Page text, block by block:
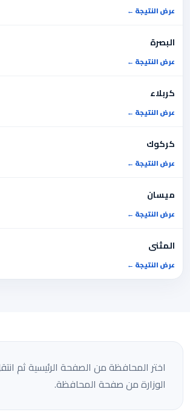
عرض النتيجة
البصرة
عرض النتيجة
كربلاء
عرض النتيجة
كركوك
عرض النتيجة
ميسان
عرض النتيجة
المثنى
عرض النتيجة
اختر المحافظة من الصفحة الرئيسية ثم
الوزارة من صفحة المحافظة.